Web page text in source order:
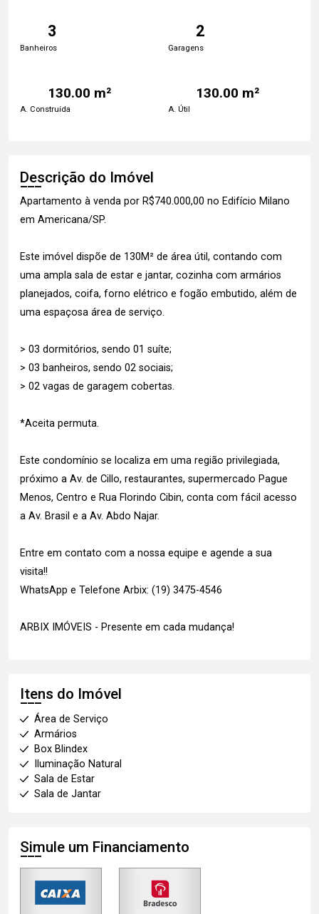
3
Banheiros
2
Garagens
130.00 m²
A. Construída
130.00 m²
A. Útil
Descrição do Imóvel
Apartamento à venda por R$740.000,00 no Edifício Milano
em Americana/SP.
Este imóvel dispõe de 130M² de área útil, contando com
uma ampla sala de estar e jantar, cozinha com armários
planejados, coifa, forno elétrico e fogão embutido, além de
uma espaçosa área de serviço.
> 03 dormitórios, sendo 01 suíte;
> 03 banheiros, sendo 02 sociais;
> 02 vagas de garagem cobertas.
*Aceita permuta.
Este condomínio se localiza em uma região privilegiada,
próximo a Av. de Cillo, restaurantes, supermercado Pague
Menos, Centro e Rua Florindo Cibin, conta com fácil acesso
a Av. Brasil e a Av. Abdo Najar.
Entre em contato com a nossa equipe e agende a sua
visita!!
WhatsApp e Telefone Arbix: (19) 3475-4546
ARBIX IMÓVEIS - Presente em cada mudança!
Itens do Imóvel
Área de Serviço
Armários
Box Blindex
Iluminação Natural
Sala de Estar
Sala de Jantar
Simule um Financiamento